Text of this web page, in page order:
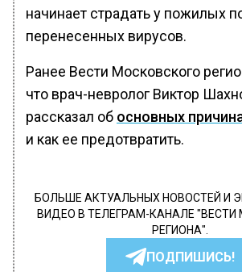
начинает страдать у пожилых
перенесенных вирусов.
Ранее Вести Московского
что врач-невролог Виктор
рассказал об основных
и как ее предотвратить.
БОЛЬШЕ АКТУАЛЬНЫХ НОВОСТЕЙ И
ВИДЕО В ТЕЛЕГРАМ-КАНАЛЕ
РЕГИОНА".
ПОДПИШИСЬ!